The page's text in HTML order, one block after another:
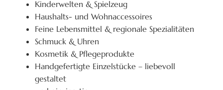
Kinderwelten & Spielzeug
Haushalts- und Wohnaccessoires
Feine Lebensmittel & regionale Spezialitäten
Schmuck & Uhren
Kosmetik & Pflegeprodukte
Handgefertigte Einzelstücke – liebevoll
gestaltet